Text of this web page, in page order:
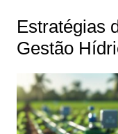
Estratégias
Gestão